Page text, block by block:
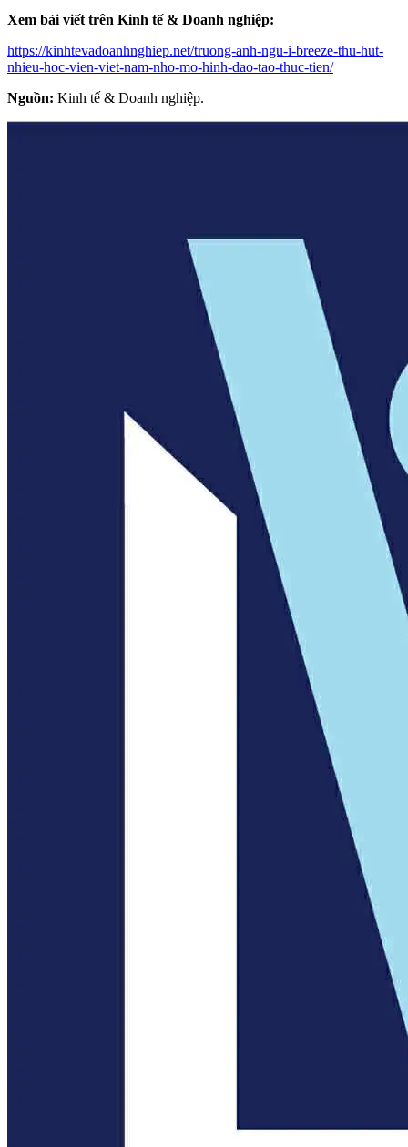
Xem bài viết trên Kinh tế & Doanh nghiệp:
https://kinhtevadoanhnghiep.net/truong-anh-ngu-i-breeze-thu-hut-
nhieu-hoc-vien-viet-nam-nho-mo-hinh-dao-tao-thuc-tien/
Nguồn: Kinh tế & Doanh nghiệp.